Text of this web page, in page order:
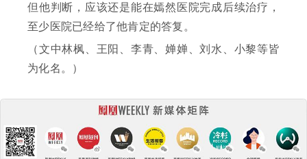
但他判断，应该还是能在嫣然医院完成后续治疗，
至少医院已经给了他肯定的答复。
（文中林枫、王阳、李青、婵婵、刘水、小黎等皆
为化名。）